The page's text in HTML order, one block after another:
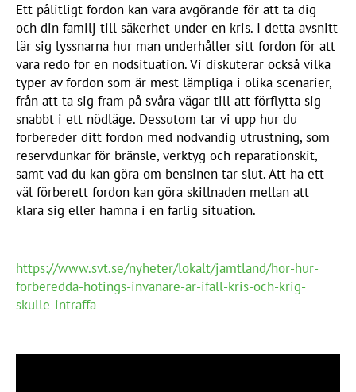
Ett pålitligt fordon kan vara avgörande för att ta dig
och din familj till säkerhet under en kris. I detta avsnitt
lär sig lyssnarna hur man underhåller sitt fordon för att
vara redo för en nödsituation. Vi diskuterar också vilka
typer av fordon som är mest lämpliga i olika scenarier,
från att ta sig fram på svåra vägar till att förflytta sig
snabbt i ett nödläge. Dessutom tar vi upp hur du
förbereder ditt fordon med nödvändig utrustning, som
reservdunkar för bränsle, verktyg och reparationskit,
samt vad du kan göra om bensinen tar slut. Att ha ett
väl förberett fordon kan göra skillnaden mellan att
klara sig eller hamna i en farlig situation.
https://www.svt.se/nyheter/lokalt/jamtland/hor-hur-
forberedda-hotings-invanare-ar-ifall-kris-och-krig-
skulle-intraffa